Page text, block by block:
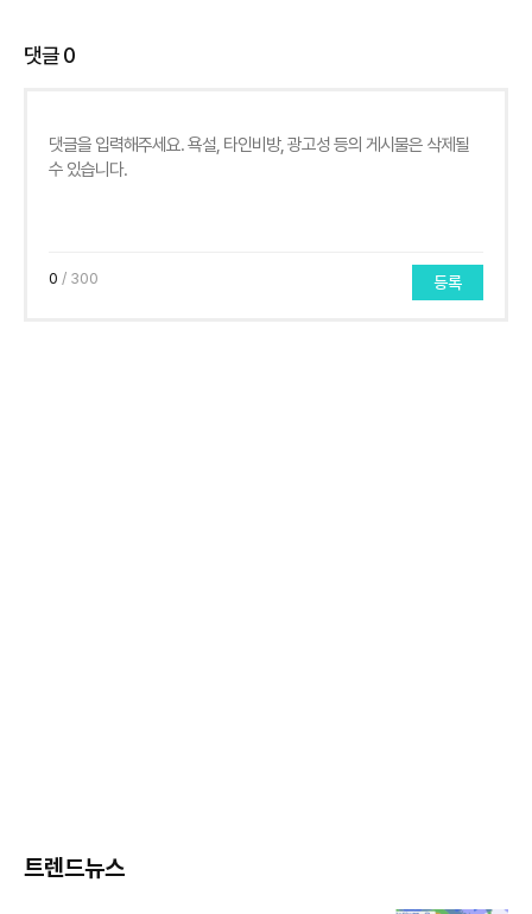
댓글0
0 / 300 등록
트렌드뉴스